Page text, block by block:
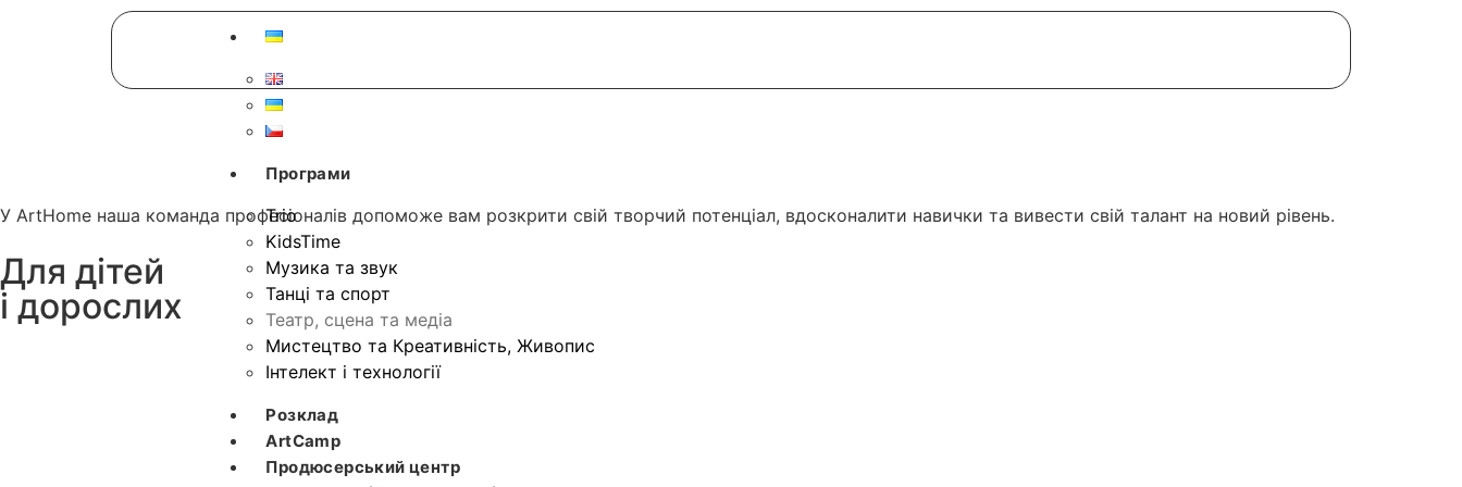
Програми
Trio
KidsTime
Музика та звук
Танці та спорт
Театр, сцена та медіа
Мистецтво та Креативність, Живопис
Інтелект і технології
Розклад
ArtCamp
Продюсерський центр
У ArtHome наша команда професіоналів допоможе вам розкрити свій творчий потенціал, вдосконалити навички та вивести свій талант на новий рівень.
Для дітей
і дорослих